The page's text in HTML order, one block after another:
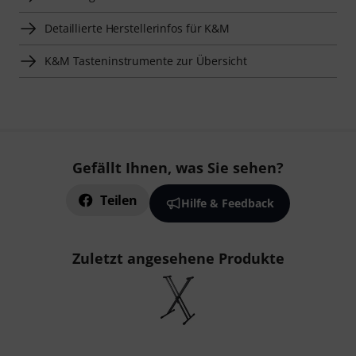
Detaillierte Herstellerinfos für K&M
K&M Tasteninstrumente zur Übersicht
Gefällt Ihnen, was Sie sehen?
Teilen Hilfe & Feedback
Zuletzt angesehene Produkte